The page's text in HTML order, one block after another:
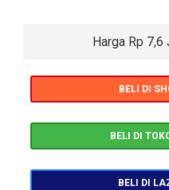
Harga Rp
BELI DI
BELI DI
BELI DI